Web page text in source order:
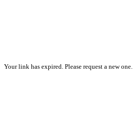
Your link has expired. Please request a new one.